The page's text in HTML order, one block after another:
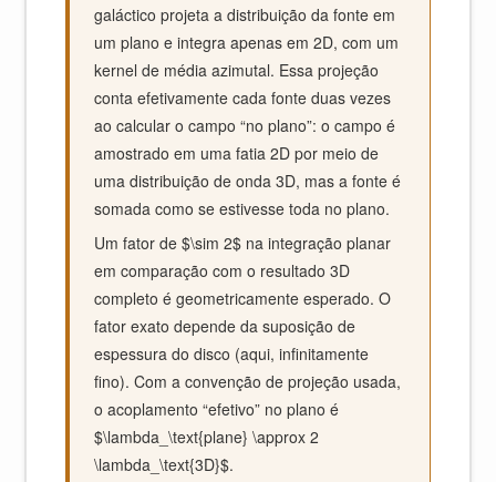
galáctico projeta a distribuição da fonte em
um plano e integra apenas em 2D, com um
kernel de média azimutal. Essa projeção
conta efetivamente cada fonte duas vezes
ao calcular o campo “no plano”: o campo é
amostrado em uma fatia 2D por meio de
uma distribuição de onda 3D, mas a fonte é
somada como se estivesse toda no plano.
Um fator de $\sim 2$ na integração planar
em comparação com o resultado 3D
completo é geometricamente esperado. O
fator exato depende da suposição de
espessura do disco (aqui, infinitamente
fino). Com a convenção de projeção usada,
o acoplamento “efetivo” no plano é
$\lambda_\text{plane} \approx 2
\lambda_\text{3D}$.